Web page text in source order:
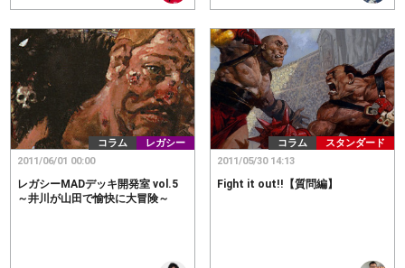
コラム レガシー
レガシーMADデッキ開発室 vol.5
～井川が山田で愉快に大冒険～
2011/06/01 00:00
コラム スタンダード
Fight it out!!【質問編】
2011/05/30 14:13